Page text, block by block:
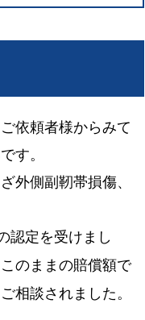
依頼者様からみて
す。
外側副靭帯損傷、
認定を受けまし
のままの賠償額で
相談されました。